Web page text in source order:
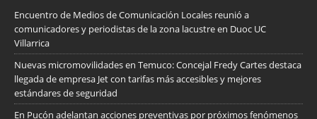
Encuentro de Medios de Comunicación Locales reunió a
comunicadores y periodistas de la zona lacustre en Duoc UC
Villarrica
Nuevas micromovilidades en Temuco: Concejal Fredy Cartes destaca
llegada de empresa Jet con tarifas más accesibles y mejores
estándares de seguridad
En Pucón adelantan acciones preventivas por próximos fenómenos